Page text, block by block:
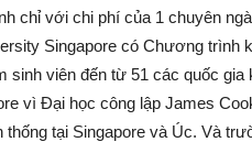
chỉ với chi phí của 1 chuyên
Singapore có Chương trình
sinh viên đến từ 51 các quốc
vì Đại học công lập James
thống tại Singapore và Úc. Và